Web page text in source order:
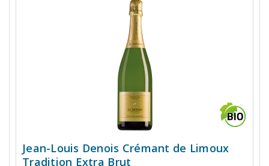
Jean-Louis Denois Crémant de Limoux
Tradition Extra Brut